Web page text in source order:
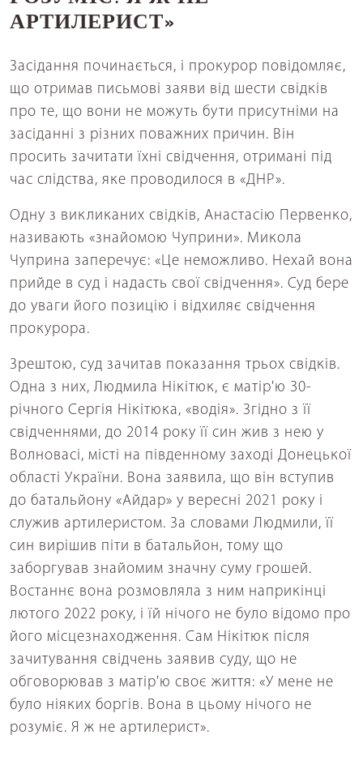
АРТИЛЕРИСТ»
Засідання починається, і прокурор повідомляє,
що отримав письмові заяви від шести свідків
про те, що вони не можуть бути присутніми на
засіданні з різних поважних причин. Він
просить зачитати їхні свідчення, отримані під
час слідства, яке проводилося в «ДНР».
Одну з викликаних свідків, Анастасію Первенко,
називають «знайомою Чуприни». Микола
Чуприна заперечує: «Це неможливо. Нехай вона
прийде в суд і надасть свої свідчення». Суд бере
до уваги його позицію і відхиляє свідчення
прокурора.
Зрештою, суд зачитав показання трьох свідків.
Одна з них, Людмила Нікітюк, є матір'ю 30-
річного Сергія Нікітюка, «водія». Згідно з її
свідченнями, до 2014 року її син жив з нею у
Волновасі, місті на південному заході Донецької
області України. Вона заявила, що він вступив
до батальйону «Айдар» у вересні 2021 року і
служив артилеристом. За словами Людмили, її
син вирішив піти в батальйон, тому що
заборгував знайомим значну суму грошей.
Востаннє вона розмовляла з ним наприкінці
лютого 2022 року, і їй нічого не було відомо про
його місцезнаходження. Сам Нікітюк після
зачитування свідчень заявив суду, що не
обговорював з матір'ю своє життя: «У мене не
було ніяких боргів. Вона в цьому нічого не
розуміє. Я ж не артилерист».